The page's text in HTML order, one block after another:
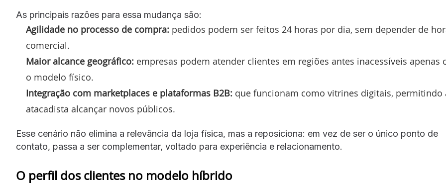
As principais razões para essa mudança são:
Agilidade no processo de compra: pedidos podem ser feitos 24 horas por dia, sem depender de
comercial.
Maior alcance geográfico: empresas podem atender clientes em regiões antes inacessíveis apenas
o modelo físico.
Integração com marketplaces e plataformas B2B: que funcionam como vitrines digitais, permitindo
atacadista alcançar novos públicos.
Esse cenário não elimina a relevância da loja física, mas a reposiciona: em vez de ser o único ponto de
contato, passa a ser complementar, voltado para experiência e relacionamento.
O perfil dos clientes no modelo híbrido